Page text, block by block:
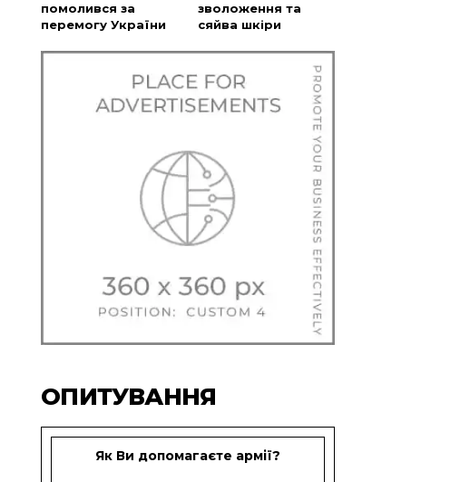
помолився за
перемогу України
зволоження та
сяйва шкіри
ОПИТУВАННЯ
Як Ви допомагаєте армії?